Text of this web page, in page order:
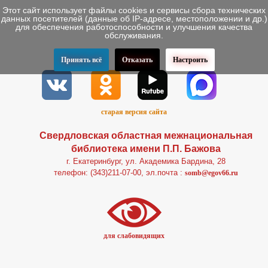
старая версия сайта
Свердловская областная межнациональная
библиотека имени П.П. Бажова
г. Екатеринбург, ул. Академика Бардина, 28
телефон: (343)211-07-00, эл.почта : somb@egov66.ru
для слабовидящих
Этот сайт использует файлы cookies и сервисы сбора технических
данных посетителей (данные об IP-адресе, местоположении и др.)
для обеспечения работоспособности и улучшения качества
обслуживания.
Принять всё Отказать Настроить